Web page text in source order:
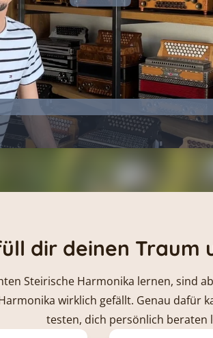
dir deinen Traum
Steirische Harmonika lernen, sind
wirklich gefällt. Genau dafür
testen, dich persönlich beraten